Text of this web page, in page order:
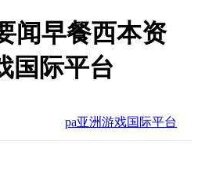
闻早餐西本资
国际平台
pa亚洲游戏国际平台